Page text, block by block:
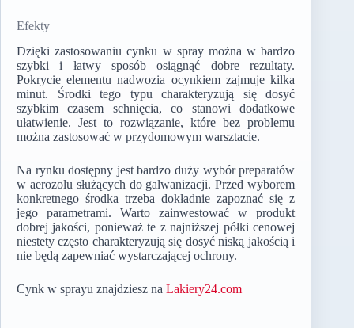
Efekty
Dzięki zastosowaniu cynku w spray można w bardzo
szybki i łatwy sposób osiągnąć dobre rezultaty.
Pokrycie elementu nadwozia ocynkiem zajmuje kilka
minut. Środki tego typu charakteryzują się dosyć
szybkim czasem schnięcia, co stanowi dodatkowe
ułatwienie. Jest to rozwiązanie, które bez problemu
można zastosować w przydomowym warsztacie.
Na rynku dostępny jest bardzo duży wybór preparatów
w aerozolu służących do galwanizacji. Przed wyborem
konkretnego środka trzeba dokładnie zapoznać się z
jego parametrami. Warto zainwestować w produkt
dobrej jakości, ponieważ te z najniższej półki cenowej
niestety często charakteryzują się dosyć niską jakością i
nie będą zapewniać wystarczającej ochrony.
Cynk w sprayu znajdziesz na Lakiery24.com